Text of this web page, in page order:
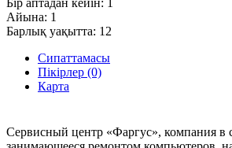
Айына: 1
Барлық уақытта: 12
Сипаттамасы
Пікірлер (0)
Карта
Сервисный центр «Фаргус», компания в